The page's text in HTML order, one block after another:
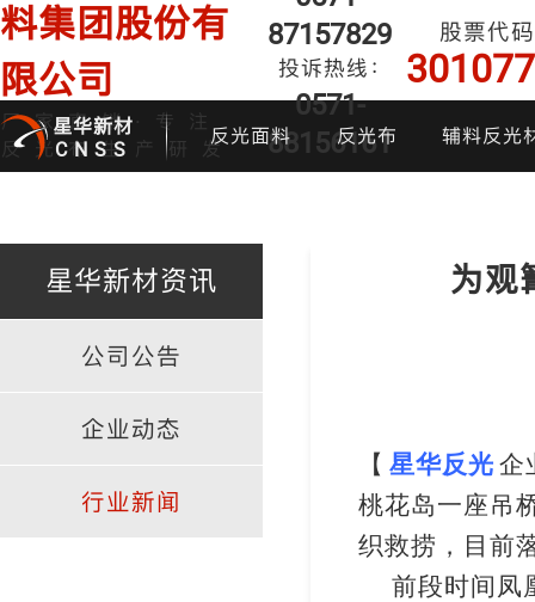
料集团股份有
限公司
厂家直销·专注
反光布生产研发
87157829
投诉热线：
0571-
88156161
股票代码
301077
星华新材
CNSS
反光面料 反光布 辅料反光
星华新材资讯
公司公告
企业动态
行业新闻
为观
【 星华反光 企
桃花岛一座吊
织救捞，目前
前段时间凤